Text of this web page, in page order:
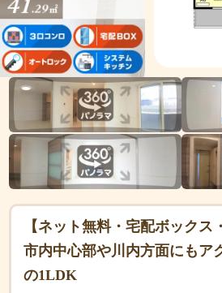
【ネット無料・宅配ボックス
市内中心部や川内方面にもア
の1LDK